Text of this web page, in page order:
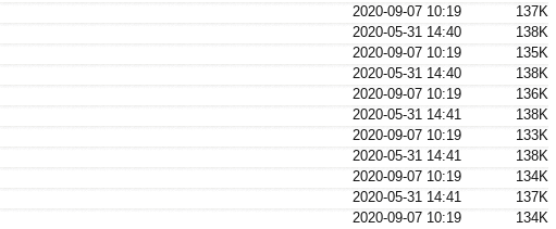
2020-09-07 10:19
137K
2020-05-31 14:40
138K
2020-09-07 10:19
135K
2020-05-31 14:40
138K
2020-09-07 10:19
136K
2020-05-31 14:41
138K
2020-09-07 10:19
133K
2020-05-31 14:41
138K
2020-09-07 10:19
134K
2020-05-31 14:41
137K
2020-09-07 10:19 134K